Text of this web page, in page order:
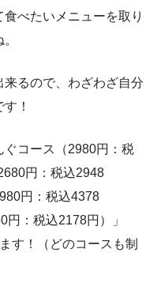
べたいメニューを取り
るので、わざわざ自分
！
ぐコース（2980円：税
円：税込2948
円：税込4378
：税込2178円）」
す！（どのコースも制